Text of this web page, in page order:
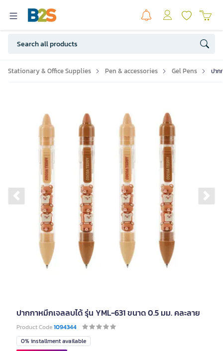
Stationary & Office Supplies Pen & accessories Gel Pens ปาก
Previous slide
ปากกาหมึกเจลลบได้ รุ่น YML-631 ขนาด 0.5 มม. คละลาย
Product Code1094344
0% installment available